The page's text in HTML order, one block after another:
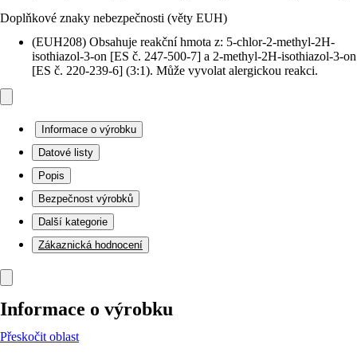
Doplňkové znaky nebezpečnosti (věty EUH)
(EUH208) Obsahuje reakční hmota z: 5-chlor-2-methyl-2H-
isothiazol-3-on [ES č. 247-500-7] a 2-methyl-2H-isothiazol-3-on
[ES č. 220-239-6] (3:1). Může vyvolat alergickou reakci.
Informace o výrobku
Datové listy
Popis
Bezpečnost výrobků
Další kategorie
Zákaznická hodnocení
Informace o výrobku
Přeskočit oblast